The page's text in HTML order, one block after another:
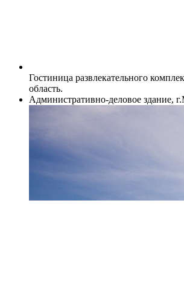
Гостиница развлекательного
область.
Административно-деловое здание,